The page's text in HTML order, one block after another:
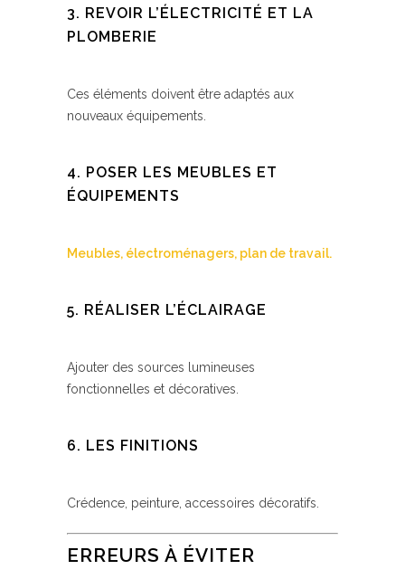
3. REVOIR L’ÉLECTRICITÉ ET LA
PLOMBERIE
Ces éléments doivent être adaptés aux
nouveaux équipements.
4. POSER LES MEUBLES ET
ÉQUIPEMENTS
Meubles, électroménagers, plan de travail.
5. RÉALISER L’ÉCLAIRAGE
Ajouter des sources lumineuses
fonctionnelles et décoratives.
6. LES FINITIONS
Crédence, peinture, accessoires décoratifs.
ERREURS À ÉVITER